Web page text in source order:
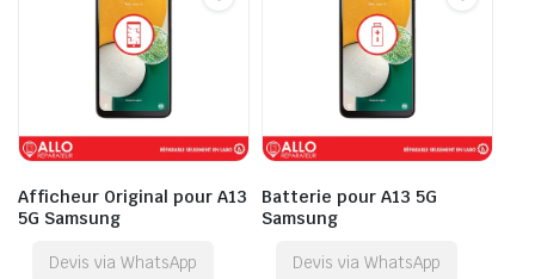
Afficheur Original pour A13
5G Samsung
Devis via WhatsApp
Batterie pour A13 5G
Samsung
Devis via WhatsApp